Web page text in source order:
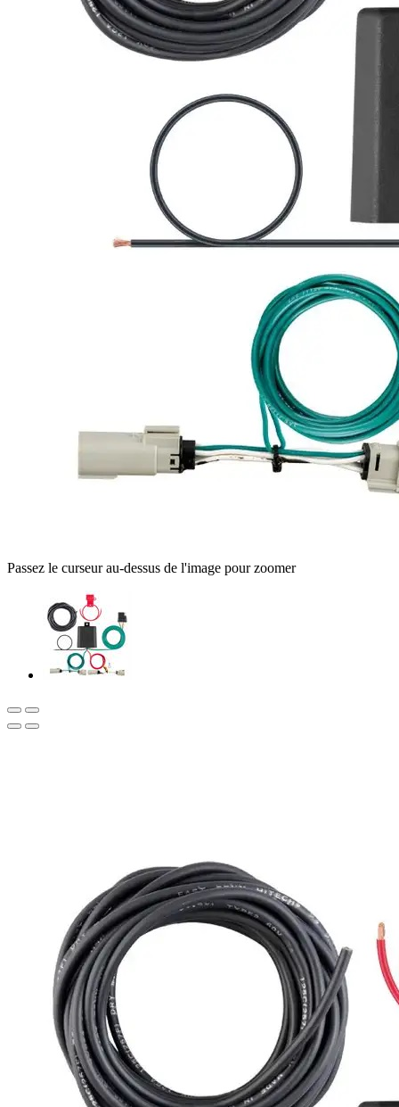
Passez le curseur au-dessus de l'image pour zoomer